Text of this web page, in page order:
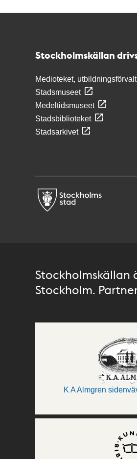
Stockholmskällan
Medioteket,
Stadsmuseet
Medeltidsmuseet
Stadsbiblioteket
Stadsarkivet
Stockholmskällan
Stockholm.
K A Almgren